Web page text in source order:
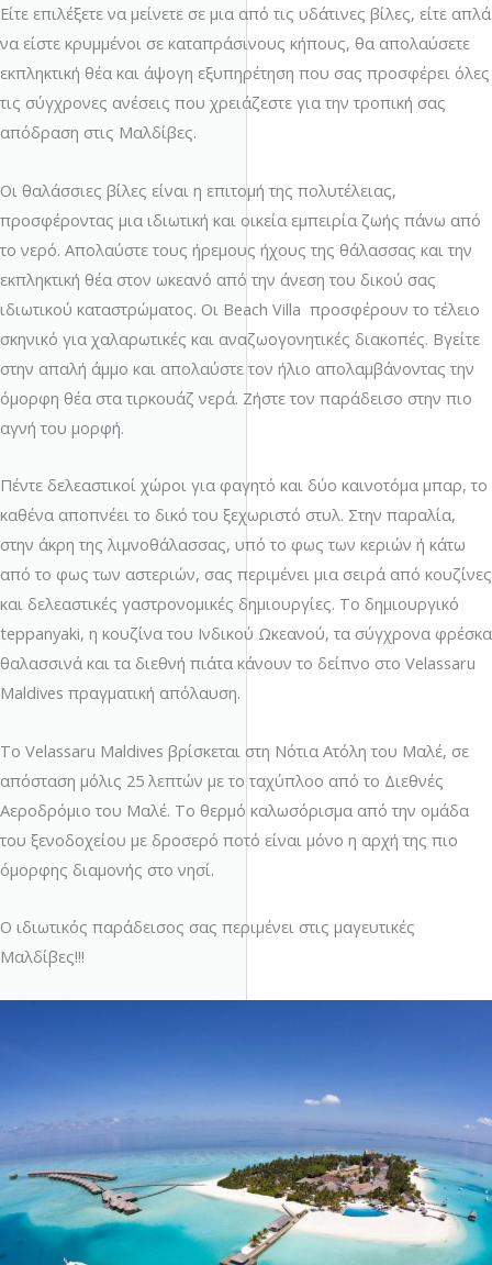
Είτε επιλέξετε να μείνετε σε μια από τις υδάτινες βίλες, είτε απλά
να είστε κρυμμένοι σε καταπράσινους κήπους, θα απολαύσετε
εκπληκτική θέα και άψογη εξυπηρέτηση που σας προσφέρει όλες
τις σύγχρονες ανέσεις που χρειάζεστε για την τροπική σας
απόδραση στις Μαλδίβες.
Οι θαλάσσιες βίλες είναι η επιτομή της πολυτέλειας,
προσφέροντας μια ιδιωτική και οικεία εμπειρία ζωής πάνω από
το νερό. Απολαύστε τους ήρεμους ήχους της θάλασσας και την
εκπληκτική θέα στον ωκεανό από την άνεση του δικού σας
ιδιωτικού καταστρώματος. Οι Beach Villa προσφέρουν το τέλειο
σκηνικό για χαλαρωτικές και αναζωογονητικές διακοπές. Βγείτε
στην απαλή άμμο και απολαύστε τον ήλιο απολαμβάνοντας την
όμορφη θέα στα τιρκουάζ νερά. Ζήστε τον παράδεισο στην πιο
αγνή του μορφή.
Πέντε δελεαστικοί χώροι για φαγητό και δύο καινοτόμα μπαρ, το
καθένα αποπνέει το δικό του ξεχωριστό στυλ. Στην παραλία,
στην άκρη της λιμνοθάλασσας, υπό το φως των κεριών ή κάτω
από το φως των αστεριών, σας περιμένει μια σειρά από κουζίνες
και δελεαστικές γαστρονομικές δημιουργίες. Το δημιουργικό
teppanyaki, η κουζίνα του Ινδικού Ωκεανού, τα σύγχρονα φρέσκα
θαλασσινά και τα διεθνή πιάτα κάνουν το δείπνο στο Velassaru
Maldives πραγματική απόλαυση.
Το Velassaru Maldives βρίσκεται στη Νότια Ατόλη του Μαλέ, σε
απόσταση μόλις 25 λεπτών με το ταχύπλοο από το Διεθνές
Αεροδρόμιο του Μαλέ. Το θερμό καλωσόρισμα από την ομάδα
του ξενοδοχείου με δροσερό ποτό είναι μόνο η αρχή της πιο
όμορφης διαμονής στο νησί.
Ο ιδιωτικός παράδεισος σας περιμένει στις μαγευτικές
Μαλδίβες!!!